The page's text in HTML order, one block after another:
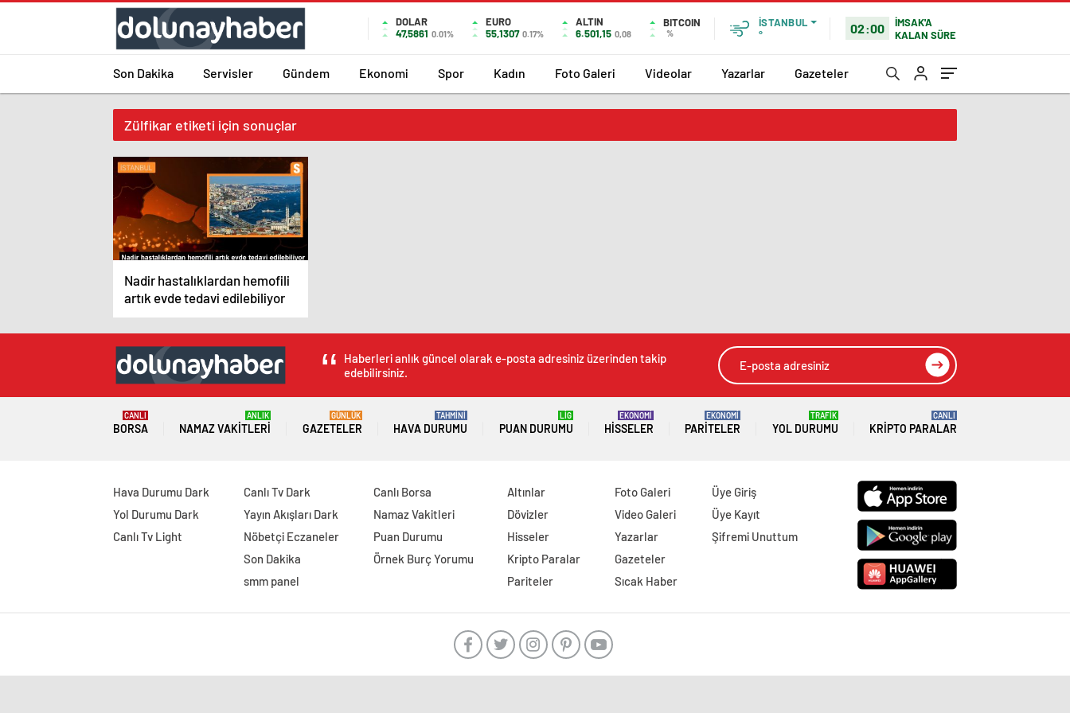
DOLAR
47,5861 0.01%
EURO
55,1307 0.17%
ALTIN
6.501,15 0,08
BITCOIN
%
İSTANBUL
°
02:00
İMSAK'A
KALAN SÜRE
Son Dakika Servisler Gündem Ekonomi Spor Kadın Foto Galeri Videolar Yazarlar Gazeteler
Zülfikar etiketi için sonuçlar
Nadir hastalıklardan hemofili
artık evde tedavi edilebiliyor
Haberleri anlık güncel olarak e-posta adresiniz üzerinden takip
edebilirsiniz.
BORSA
CANLI
NAMAZ VAKITLERI
ANLIK
GAZETELER
GÜNLÜK
HAVA DURUMU
TAHMİNİ
PUAN DURUMU
LİG
HISSELER
EKONOMİ
PARITELER
EKONOMİ
YOL DURUMU
TRAFİK
KRIPTO PARALAR
CANLI
Hava Durumu Dark
Yol Durumu Dark
Canlı Tv Light
Canlı Tv Dark
Yayın Akışları Dark
Nöbetçi Eczaneler
Son Dakika
smm panel
Canlı Borsa
Namaz Vakitleri
Puan Durumu
Örnek Burç Yorumu
Altınlar
Dövizler
Hisseler
Kripto Paralar
Pariteler
Foto Galeri
Video Galeri
Yazarlar
Gazeteler
Sıcak Haber
Üye Giriş
Üye Kayıt
Şifremi Unuttum